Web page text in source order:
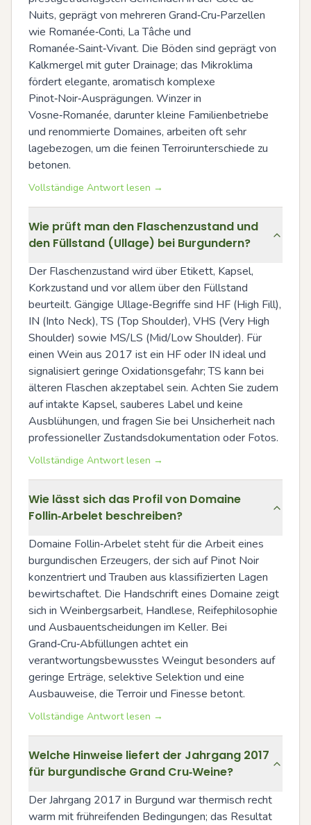
Nuits, geprägt von mehreren Grand‑Cru‑Parzellen
wie Romanée‑Conti, La Tâche und
Romanée‑Saint‑Vivant. Die Böden sind geprägt von
Kalkmergel mit guter Drainage; das Mikroklima
fördert elegante, aromatisch komplexe
Pinot‑Noir‑Ausprägungen. Winzer in
Vosne‑Romanée, darunter kleine Familienbetriebe
und renommierte Domaines, arbeiten oft sehr
lagebezogen, um die feinen Terroirunterschiede zu
betonen.
Vollständige Antwort lesen →
Wie prüft man den Flaschenzustand und
den Füllstand (Ullage) bei Burgundern?
Der Flaschenzustand wird über Etikett, Kapsel,
Korkzustand und vor allem über den Füllstand
beurteilt. Gängige Ullage‑Begriffe sind HF (High Fill),
IN (Into Neck), TS (Top Shoulder), VHS (Very High
Shoulder) sowie MS/LS (Mid/Low Shoulder). Für
einen Wein aus 2017 ist ein HF oder IN ideal und
signalisiert geringe Oxidationsgefahr; TS kann bei
älteren Flaschen akzeptabel sein. Achten Sie zudem
auf intakte Kapsel, sauberes Label und keine
Ausblühungen, und fragen Sie bei Unsicherheit nach
professioneller Zustandsdokumentation oder Fotos.
Vollständige Antwort lesen →
Wie lässt sich das Profil von Domaine
Follin‑Arbelet beschreiben?
Domaine Follin‑Arbelet steht für die Arbeit eines
burgundischen Erzeugers, der sich auf Pinot Noir
konzentriert und Trauben aus klassifizierten Lagen
bewirtschaftet. Die Handschrift eines Domaine zeigt
sich in Weinbergsarbeit, Handlese, Reifephilosophie
und Ausbauentscheidungen im Keller. Bei
Grand‑Cru‑Abfüllungen achtet ein
verantwortungsbewusstes Weingut besonders auf
geringe Erträge, selektive Selektion und eine
Ausbauweise, die Terroir und Finesse betont.
Vollständige Antwort lesen →
Welche Hinweise liefert der Jahrgang 2017
für burgundische Grand Cru‑Weine?
Der Jahrgang 2017 in Burgund war thermisch recht
warm mit frühreifenden Bedingungen; das Resultat